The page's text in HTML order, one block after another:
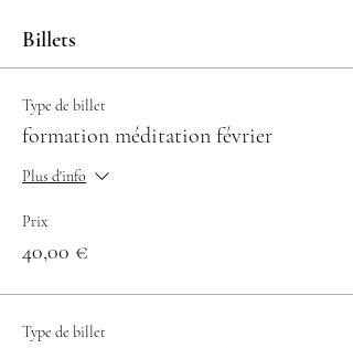
- enseignement
- exercice de respiration (pranayama)
- pratique (15 à 20 min)
- partage
Vous vous engagez soit pour les 3 cours du mois,
Soit pour 1 cours : 15€
En présentiel, RDV au Boudoir d'Aurélie Amar, 23
Billets
Type de billet
formation méditation février
Plus d'info
Prix
40,00 €
Type de billet